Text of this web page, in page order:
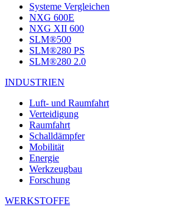
Systeme Vergleichen
NXG 600E
NXG XII 600
SLM®500
SLM®280 PS
SLM®280 2.0
INDUSTRIEN
Luft- und Raumfahrt
Verteidigung
Raumfahrt
Schalldämpfer
Mobilität
Energie
Werkzeugbau
Forschung
WERKSTOFFE